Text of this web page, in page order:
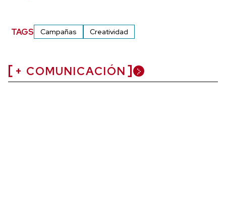
TAGS Campañas Creatividad
+ COMUNICACIÓN